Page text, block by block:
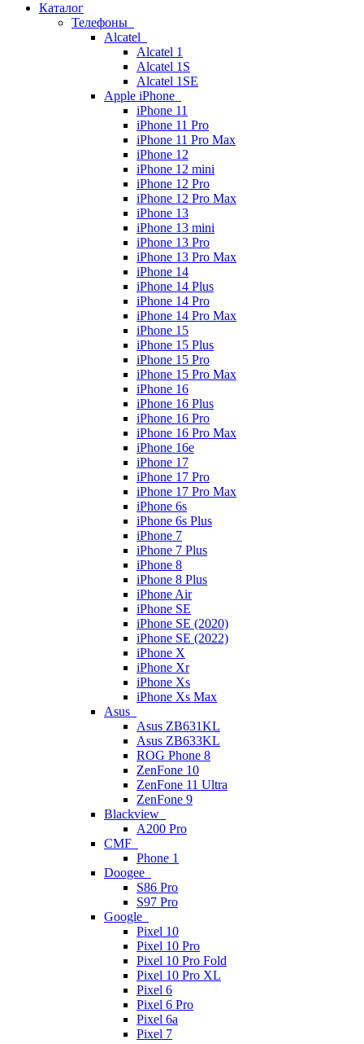
Каталог
Телефоны
Alcatel
Alcatel 1
Alcatel 1S
Alcatel 1SE
Apple iPhone
iPhone 11
iPhone 11 Pro
iPhone 11 Pro Max
iPhone 12
iPhone 12 mini
iPhone 12 Pro
iPhone 12 Pro Max
iPhone 13
iPhone 13 mini
iPhone 13 Pro
iPhone 13 Pro Max
iPhone 14
iPhone 14 Plus
iPhone 14 Pro
iPhone 14 Pro Max
iPhone 15
iPhone 15 Plus
iPhone 15 Pro
iPhone 15 Pro Max
iPhone 16
iPhone 16 Plus
iPhone 16 Pro
iPhone 16 Pro Max
iPhone 16e
iPhone 17
iPhone 17 Pro
iPhone 17 Pro Max
iPhone 6s
iPhone 6s Plus
iPhone 7
iPhone 7 Plus
iPhone 8
iPhone 8 Plus
iPhone Air
iPhone SE
iPhone SE (2020)
iPhone SE (2022)
iPhone X
iPhone Xr
iPhone Xs
iPhone Xs Max
Asus
Asus ZB631KL
Asus ZB633KL
ROG Phone 8
ZenFone 10
ZenFone 11 Ultra
ZenFone 9
Blackview
A200 Pro
CMF
Phone 1
Doogee
S86 Pro
S97 Pro
Google
Pixel 10
Pixel 10 Pro
Pixel 10 Pro Fold
Pixel 10 Pro XL
Pixel 6
Pixel 6 Pro
Pixel 6a
Pixel 7